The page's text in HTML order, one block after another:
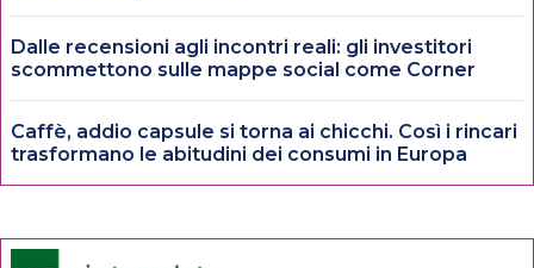
Dalle recensioni agli incontri reali: gli investitori
scommettono sulle mappe social come Corner
Caffè, addio capsule si torna ai chicchi. Così i rincari
trasformano le abitudini dei consumi in Europa